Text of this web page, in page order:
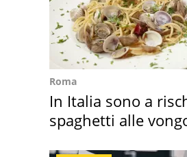
Roma
In Italia sono a
spaghetti alle